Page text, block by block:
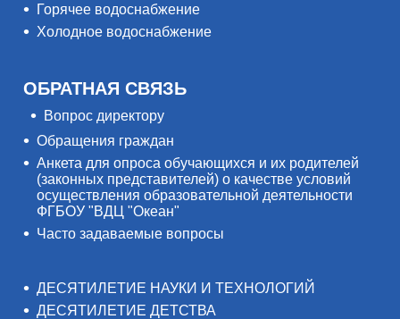
Горячее водоснабжение
Холодное водоснабжение
ОБРАТНАЯ СВЯЗЬ
Вопрос директору
Обращения граждан
Анкета для опроса обучающихся и их родителей
(законных представителей) о качестве условий
осуществления образовательной деятельности
ФГБОУ "ВДЦ "Океан"
Часто задаваемые вопросы
ДЕСЯТИЛЕТИЕ НАУКИ И ТЕХНОЛОГИЙ
ДЕСЯТИЛЕТИЕ ДЕТСТВА